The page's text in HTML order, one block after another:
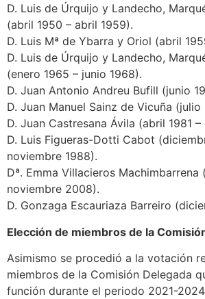
D. Luis de Úrquijo y Landecho,
(abril 1950 – abril 1959).
D. Luis Mª de Ybarra y Oriol (abril
D. Luis de Úrquijo y Landecho,
(enero 1965 – junio 1968).
D. Juan Antonio Andreu Bufill (junio
D. Juan Manuel Sainz de Vicuña (julio
D. Juan Castresana Ávila (abril 1981
D. Luis Figueras-Dotti Cabot
noviembre 1988).
Dª. Emma Villacieros Machimbarrena
noviembre 2008).
D. Gonzaga Escauriaza Barreiro
Elección de miembros de la
Asimismo se procedió a la votación
miembros de la Comisión Delegada
función durante el periodo 2021-